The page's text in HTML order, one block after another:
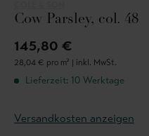
Cow Parsley, col. 48
145,80 €
28,04 € pro m² | inkl. MwSt.
Lieferzeit: 10 Werktage
Versandkosten anzeigen